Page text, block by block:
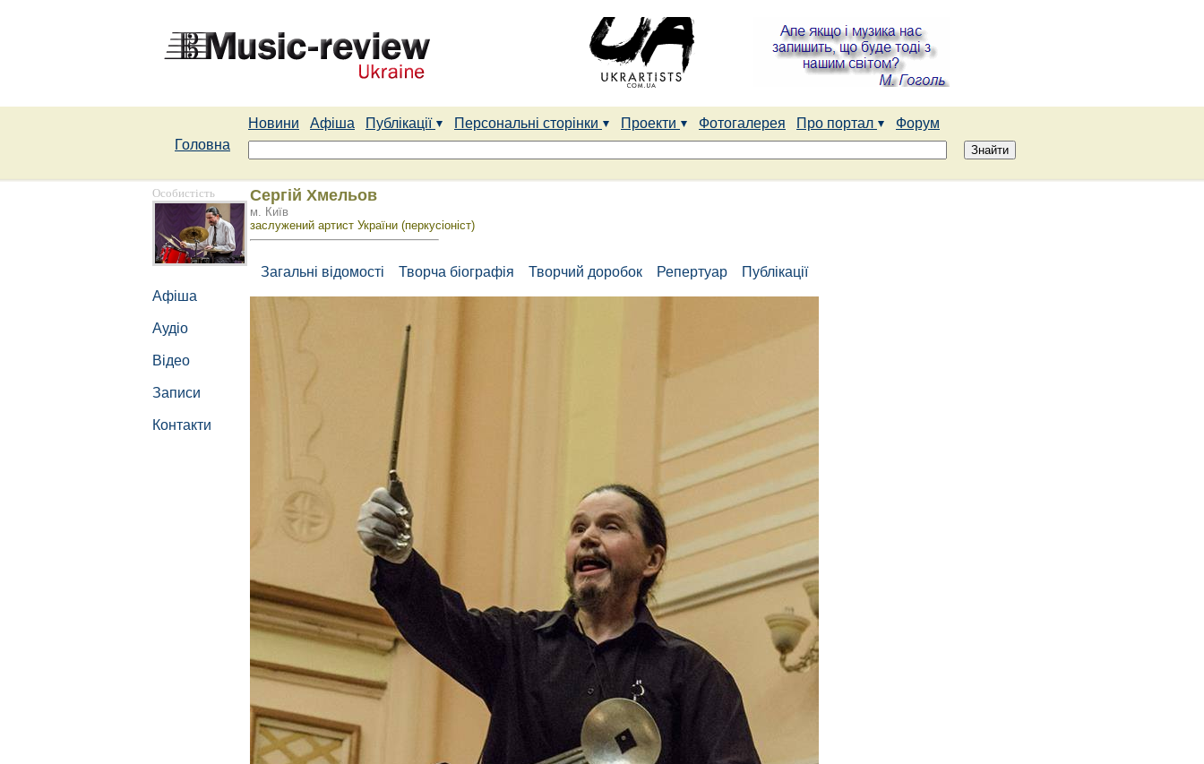
Новини Афіша Публікації Персональні сторінки Проекти Фотогалерея Про портал
Форум
Головна
Особистість
Афіша
Аудіо
Відео
Записи
Контакти
Сергій Хмельов
м. Київ
заслужений артист України (перкусіоніст)
Загальні відомості Творча біографія Творчий доробок Репертуар Публікації